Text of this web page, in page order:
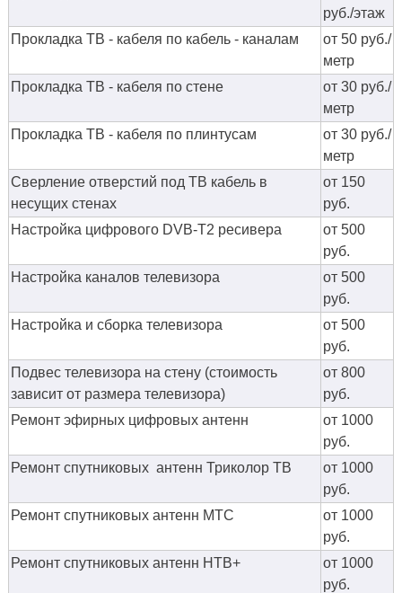
руб./этаж
Прокладка ТВ - кабеля по кабель - каналам
от 50 руб./
метр
Прокладка ТВ - кабеля по стене
от 30 руб./
метр
Прокладка ТВ - кабеля по плинтусам
от 30 руб./
метр
Сверление отверстий под ТВ кабель в
несущих стенах
от 150
руб.
Настройка цифрового DVB-T2 ресивера
от 500
руб.
Настройка каналов телевизора
от 500
руб.
Настройка и сборка телевизора
от 500
руб.
Подвес телевизора на стену (стоимость
зависит от размера телевизора)
от 800
руб.
Ремонт эфирных цифровых антенн
от 1000
руб.
Ремонт спутниковых антенн Триколор ТВ
от 1000
руб.
Ремонт спутниковых антенн МТС
от 1000
руб.
Ремонт спутниковых антенн НТВ+
от 1000
руб.